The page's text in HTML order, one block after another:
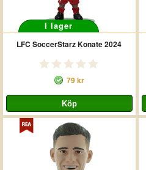
I lager
LFC SoccerStarz Konate 2024
79 kr